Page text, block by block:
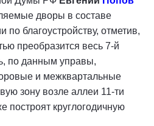
дворы в составе
по благоустройству, отметив,
преобразится весь 7-й
по данным управы,
и межквартальные
зону возле аллеи 11-ти
построят круглогодичную